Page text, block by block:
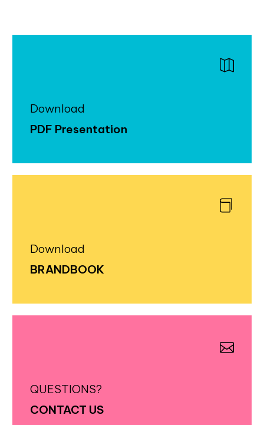
Download
PDF Presentation
Download
BRANDBOOK
QUESTIONS?
CONTACT US